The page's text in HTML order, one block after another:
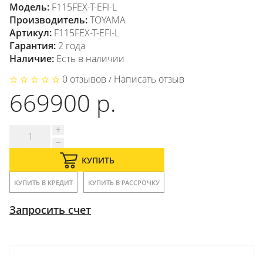
Модель: F115FEX-T-EFI-L
Производитель:TOYAMA
Артикул: F115FEX-T-EFI-L
Гарантия: 2 года
Наличие: Есть в наличии
0 отзывов / Написать отзыв
669900 р.
КУПИТЬ
КУПИТЬ В КРЕДИТ КУПИТЬ В РАССРОЧКУ
Запросить счет